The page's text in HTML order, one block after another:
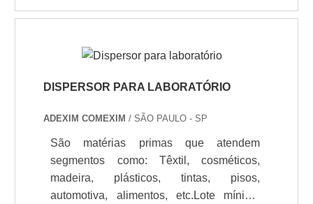
poliuretânicas dispersas em água
peças de couro como sapatos, bolsas,
carteiras, etc.A resina pu para couro
de forma a alcançar todas as
propriedades desejadas para um
acabamento de.
DISPERSOR PARA LABORATÓRIO
ADEXIM COMEXIM / SÃO PAULO - SP
São matérias primas que atendem
segmentos como: Têxtil, cosméticos,
madeira, plásticos, tintas, pisos,
automotiva, alimentos, etc.Lote mínimo